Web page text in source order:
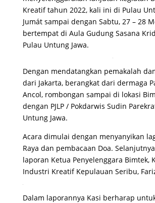
Kreatif tahun 2022, kali ini di Pulau
Jumát sampai dengan Sabtu, 27 – 28
bertempat di Aula Gudung Sasana
Pulau Untung Jawa.
Dengan mendatangkan pemakalah
dari Jakarta, berangkat dari dermaga
Ancol, rombongan sampai di lokasi
dengan PJLP / Pokdarwis Sudin
Untung Jawa.
Acara dimulai dengan menyanyikan
Raya dan pembacaan Doa.
laporan Ketua Penyelenggara Bimtek,
Industri Kreatif Kepulauan Seribu,
Dalam laporannya Kasi berharap